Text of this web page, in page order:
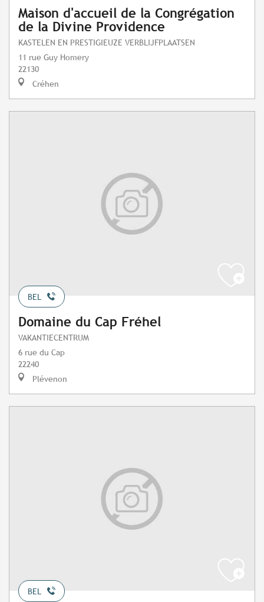
Maison d'accueil de la Congrégation
de la Divine Providence
KASTELEN EN PRESTIGIEUZE VERBLIJFPLAATSEN
11 rue Guy Homery
22130
Créhen
BEL
Domaine du Cap Fréhel
VAKANTIECENTRUM
6 rue du Cap
22240
Plévenon
BEL